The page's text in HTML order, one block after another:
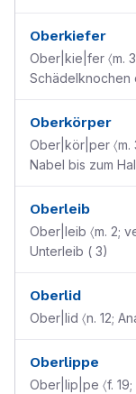
Oberkiefer
Ober|kie|fer 〈m.
Schädelknochen
Nasenkapsel, der
Oberkörper
Ober|kör|per 〈m.
Nabel bis zum
Oberleib
Ober|leib 〈m. 2;
Unterleib ( 3)
Oberlid
Ober|lid 〈n. 12;
Oberlippe
Ober|lip|pe 〈f.